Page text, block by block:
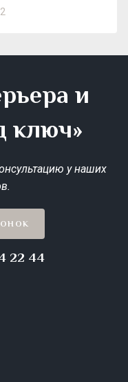
и
ключ»
у наших
22 44